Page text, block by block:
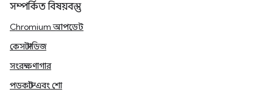
সম্পর্কিত বিষয়বস্তু
Chromium আপডেট
কেস স্টাডিজ
সংরক্ষণাগার
পডকাস্ট এবং শো